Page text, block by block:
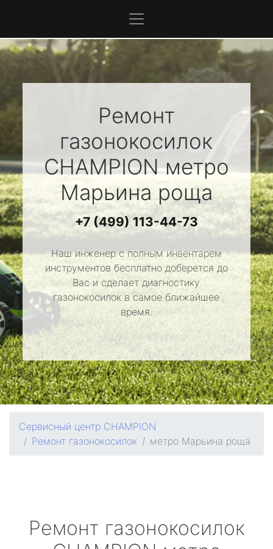
Ремонт
газонокосилок
CHAMPIONметро
Марьина роща
+7 (499) 113-44-73
Наш инженер с полным инвентарем
инструментов бесплатно доберется до
Вас и сделает диагностику
газонокосилок в самое ближайшее
время.
Сервисный центр CHAMPION
Ремонт газонокосилок
метро Марьина роща
Ремонт газонокосилок